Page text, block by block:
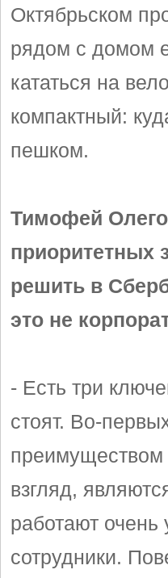
Октябрьском
рядом с домом
кататься на
компактный:
пешком.
Тимофей
приоритетных
решить в
это не
- Есть три
стоят. Во-
преимуществом
взгляд,
работают
сотрудники.